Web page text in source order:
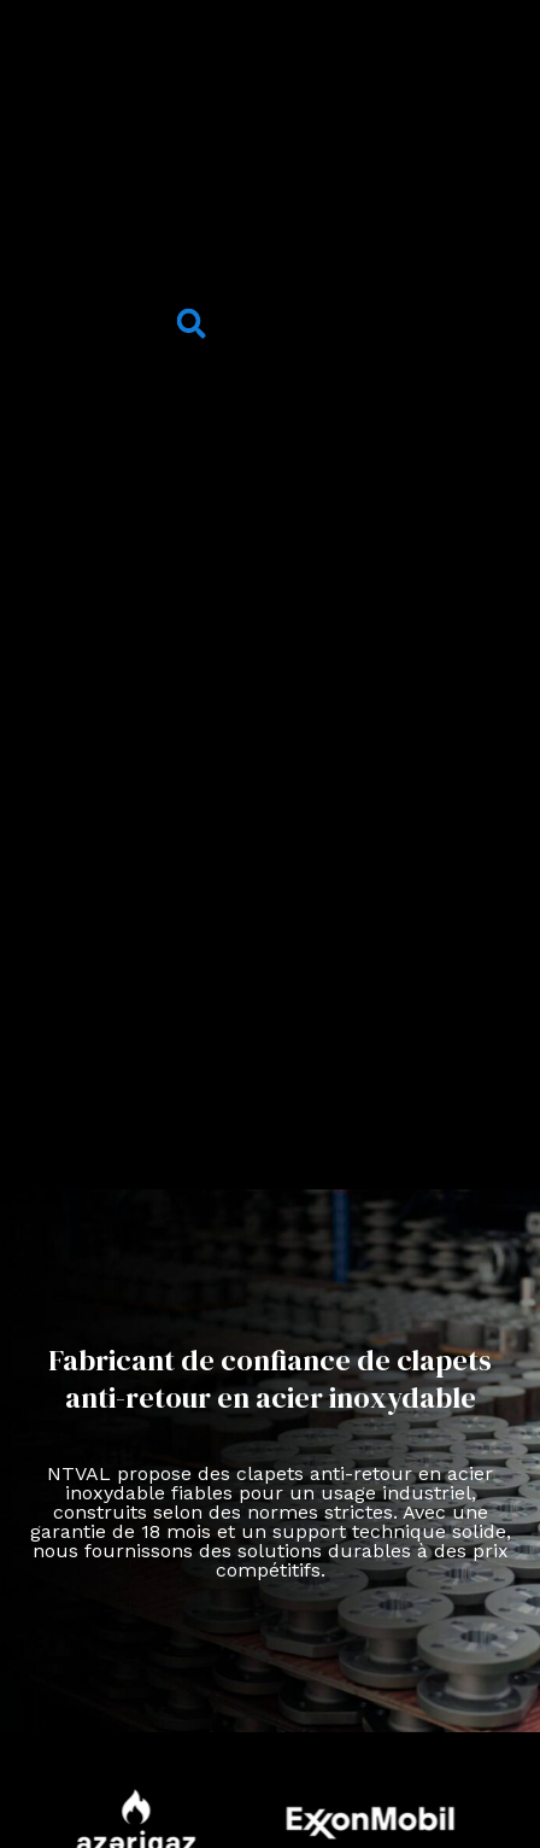
Fabricant de confiance de clapets
anti-retour en acier inoxydable
NTVAL propose des clapets anti-retour en acier
inoxydable fiables pour un usage industriel,
construits selon des normes strictes. Avec une
garantie de 18 mois et un support technique solide,
nous fournissons des solutions durables à des prix
compétitifs.